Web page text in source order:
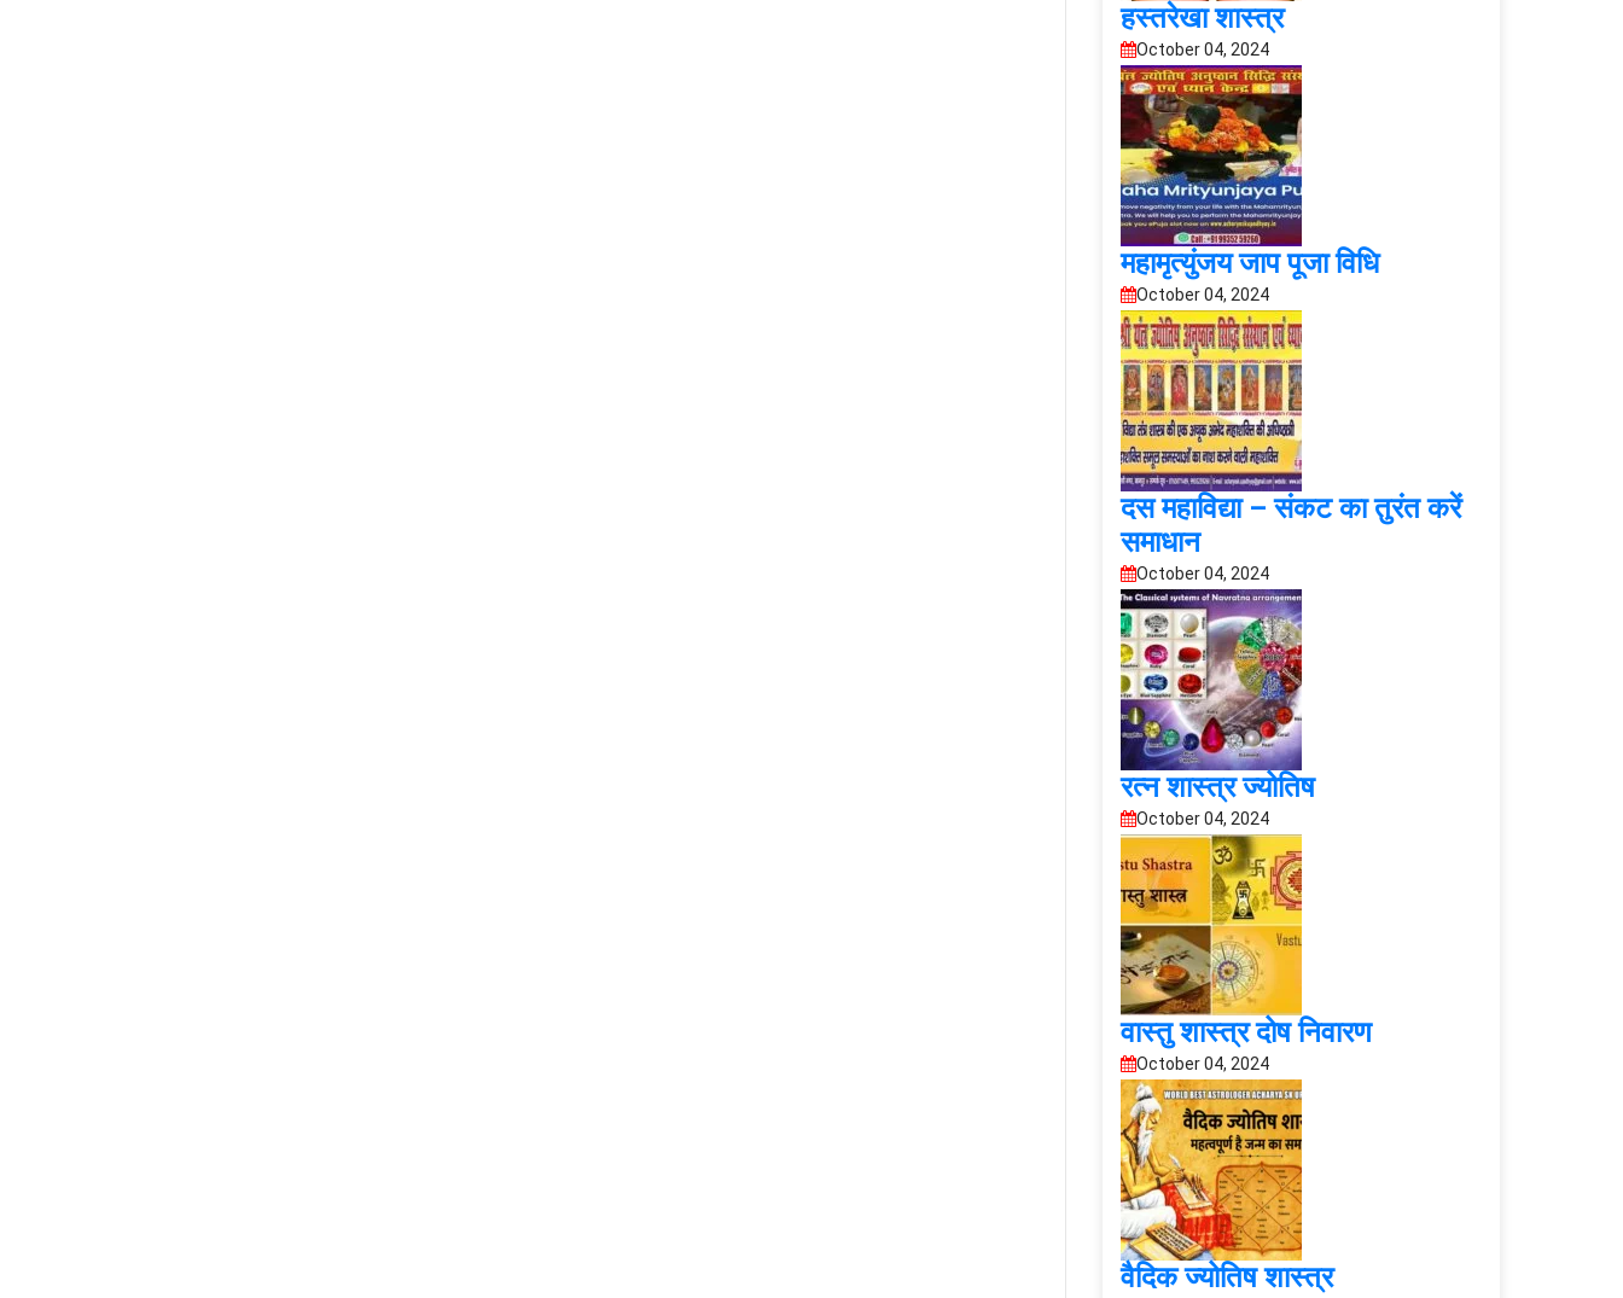
हस्तरेखा शास्त्र
October 04, 2024
महामृत्युंजय जाप पूजा विधि
October 04, 2024
दस महाविद्या – संकट का तुरंत करें
समाधान
October 04, 2024
रत्न शास्त्र ज्योतिष
October 04, 2024
वास्तु शास्त्र दोष निवारण
October 04, 2024
वैदिक ज्योतिष शास्त्र